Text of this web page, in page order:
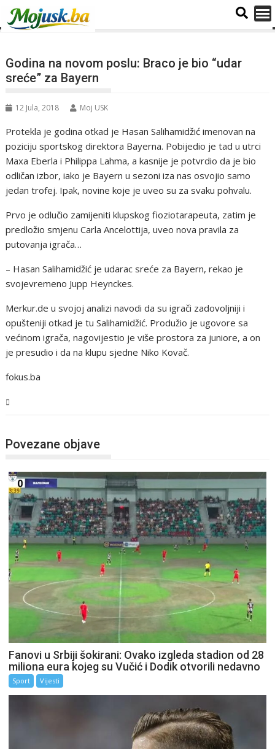
Godina na novom poslu: Braco je bio “udar
sreće” za Bayern
12 Jula, 2018 Moj USK
Protekla je godina otkad je Hasan Salihamidžić imenovan na
poziciju sportskog direktora Bayerna. Pobijedio je tad u utrci
Maxa Eberla i Philippa Lahma, a kasnije je potvrdio da je bio
odličan izbor, iako je Bayern u sezoni iza nas osvojio samo
jedan trofej. Ipak, novine koje je uveo su za svaku pohvalu.
Prvo je odlučio zamijeniti klupskog fioziotarapeuta, zatim je
predložio smjenu Carla Ancelottija, uveo nova pravila za
putovanja igrača…
– Hasan Salihamidžić je udarac sreće za Bayern, rekao je
svojevremeno Jupp Heynckes.
Merkur.de u svojoj analizi navodi da su igrači zadovoljniji i
opušteniji otkad je tu Salihamidžić. Produžio je ugovore sa
većinom igrača, nagovijestio je više prostora za juniore, a on
je presudio i da na klupu sjedne Niko Kovač.
fokus.ba
Povezane objave
Fanovi u Srbiji šokirani: Ovako izgleda stadion od 28
miliona eura kojeg su Vučić i Dodik otvorili nedavno
Sport Vijesti